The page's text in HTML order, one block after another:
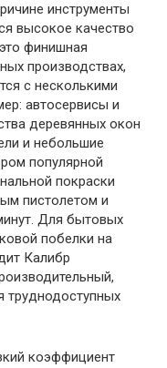
инструменты
высокое качество
финишная
производствах,
с несколькими
автосервисы и
деревянных окон
и небольшие
популярной
покраски
пистолетом и
Для бытовых
побелки на
Калибр
коэффициент